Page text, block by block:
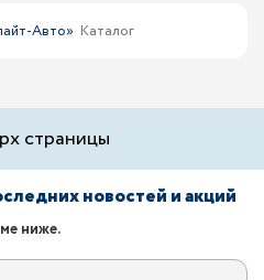
Авто» Каталог
страницы
новостей и акций
ниже.